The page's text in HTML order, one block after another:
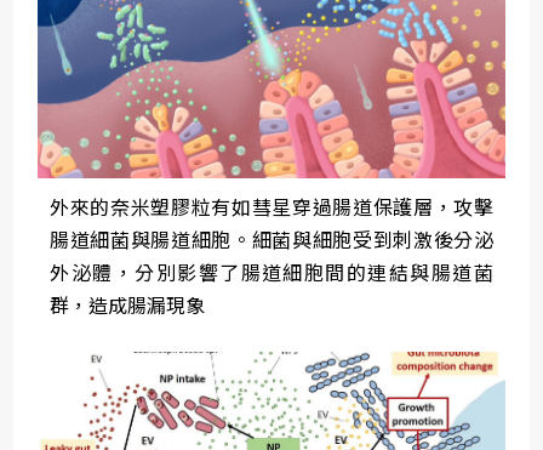
外來的奈米塑膠粒有如彗星穿過腸道保護層，攻擊
腸道細菌與腸道細胞。細菌與細胞受到刺激後分泌
外泌體，分別影響了腸道細胞間的連結與腸道菌
群，造成腸漏現象